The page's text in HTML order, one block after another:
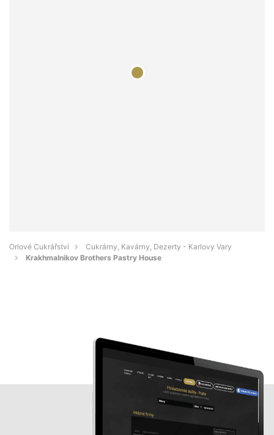
Orlové Cukrářství
Cukrárny, Kavárny, Dezerty - Karlovy Vary
Krakhmalnikov Brothers Pastry House